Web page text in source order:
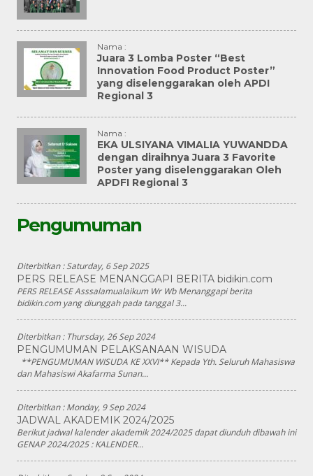
Nama :
Juara 3 Lomba Poster “Best
Innovation Food Product Poster”
yang diselenggarakan oleh APDI
Regional 3
Nama :
EKA ULSIYANA VIMALIA YUWANDDA
dengan diraihnya Juara 3 Favorite
Poster yang diselenggarakan Oleh
APDFI Regional 3
Pengumuman
Diterbitkan :Saturday, 6 Sep 2025
PERS RELEASE MENANGGAPI BERITA bidikin.com
PERS RELEASE Asssalamualaikum Wr Wb Menanggapi berita
bidikin.com yang diunggah pada tanggal 3...
Diterbitkan : Thursday, 26 Sep 2024
PENGUMUMAN PELAKSANAAN WISUDA
**PENGUMUMAN WISUDA KE XXVI** Kepada Yth. Seluruh Mahasiswa
dan Mahasiswi Akafarma Sunan...
Diterbitkan :Monday, 9 Sep 2024
JADWAL AKADEMIK 2024/2025
Berikut jadwal kalender akademik 2024/2025 dapat diunduh dibawah ini
GENAP 2024/2025 : KALENDER...